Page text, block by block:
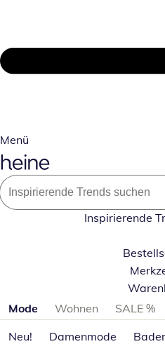
Menü
Inspirierende
Produktkategorien
Mode Wohnen SALE %
Neu!
Damenmode